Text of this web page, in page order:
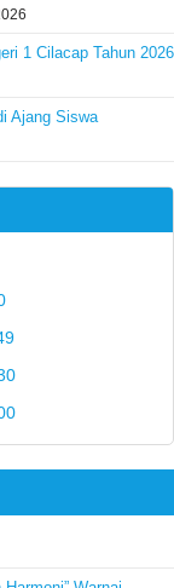
1 Cilacap Tahun 2026
Ajang Siswa